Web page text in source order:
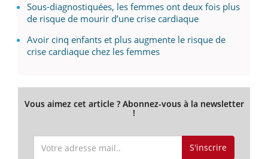
Sous-diagnostiquées, les femmes ont deux fois plus
de risque de mourir d’une crise cardiaque
Avoir cinq enfants et plus augmente le risque de
crise cardiaque chez les femmes
Vous aimez cet article ? Abonnez-vous à la newsletter
!
S'inscrire